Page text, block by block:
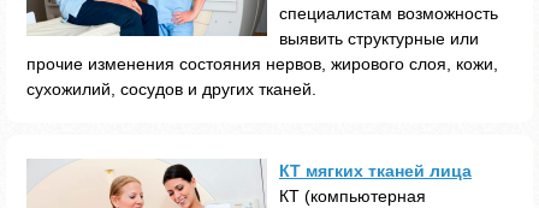
специалистам возможность
выявить структурные или
прочие изменения состояния нервов, жирового слоя, кожи,
сухожилий, сосудов и других тканей.
КТ мягких тканей лица
КТ (компьютерная